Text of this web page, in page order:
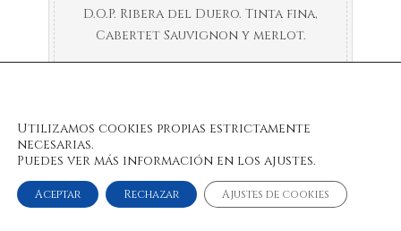
D.O.P. Ribera del Duero. Tinta fina,
Cabertet Sauvignon y merlot.
Utilizamos cookies propias estrictamente
necesarias.
Puedes ver más información en los ajustes.
Aceptar Rechazar Ajustes de cookies